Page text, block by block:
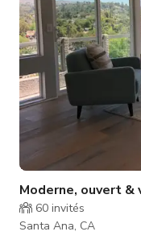
Moderne, ouvert &
60 invités
Santa Ana, CA